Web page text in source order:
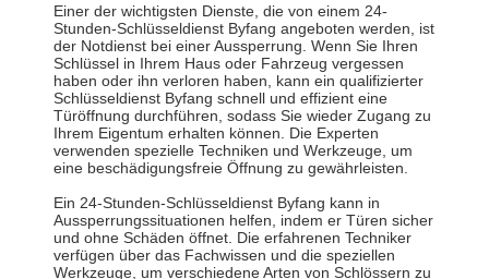
Einer der wichtigsten Dienste, die von einem 24-
Stunden-Schlüsseldienst Byfang angeboten werden, ist
der Notdienst bei einer Aussperrung. Wenn Sie Ihren
Schlüssel in Ihrem Haus oder Fahrzeug vergessen
haben oder ihn verloren haben, kann ein qualifizierter
Schlüsseldienst Byfang schnell und effizient eine
Türöffnung durchführen, sodass Sie wieder Zugang zu
Ihrem Eigentum erhalten können. Die Experten
verwenden spezielle Techniken und Werkzeuge, um
eine beschädigungsfreie Öffnung zu gewährleisten.
Ein 24-Stunden-Schlüsseldienst Byfang kann in
Aussperrungssituationen helfen, indem er Türen sicher
und ohne Schäden öffnet. Die erfahrenen Techniker
verfügen über das Fachwissen und die speziellen
Werkzeuge, um verschiedene Arten von Schlössern zu